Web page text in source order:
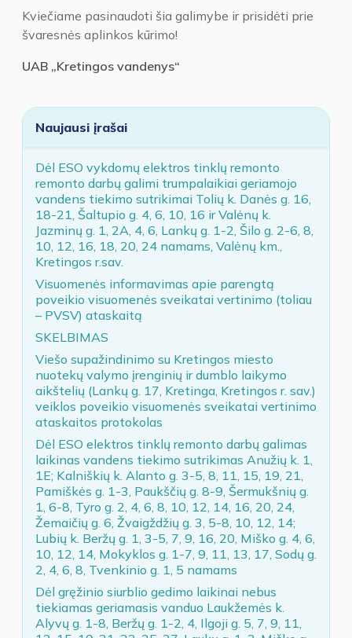
Kviečiame pasinaudoti šia galimybe ir prisidėti prie
švaresnės aplinkos kūrimo!
UAB „Kretingos vandenys“
Naujausi įrašai
Dėl ESO vykdomų elektros tinklų remonto
remonto darbų galimi trumpalaikiai geriamojo
vandens tiekimo sutrikimai Tolių k. Danės g. 16,
18-21, Šaltupio g. 4, 6, 10, 16 ir Valėnų k.
Jazminų g. 1, 2A, 4, 6, Lankų g. 1-2, Šilo g. 2-6, 8,
10, 12, 16, 18, 20, 24 namams, Valėnų km.,
Kretingos r.sav.
Visuomenės informavimas apie parengtą
poveikio visuomenės sveikatai vertinimo (toliau
– PVSV) ataskaitą
SKELBIMAS
Viešo supažindinimo su Kretingos miesto
nuotekų valymo įrenginių ir dumblo laikymo
aikštelių (Lankų g. 17, Kretinga, Kretingos r. sav.)
veiklos poveikio visuomenės sveikatai vertinimo
ataskaitos protokolas
Dėl ESO elektros tinklų remonto darbų galimas
laikinas vandens tiekimo sutrikimas Anužių k. 1,
1E; Kalniškių k. Alanto g. 3-5, 8, 11, 15, 19, 21,
Pamiškės g. 1-3, Paukščių g. 8-9, Šermukšnių g.
1, 6-8, Tyro g. 2, 4, 6, 8, 10, 12, 14, 16, 20, 24,
Žemaičių g. 6, Žvaigždžių g. 3, 5-8, 10, 12, 14;
Lubių k. Beržų g. 1, 3-5, 7, 9, 16, 20, Miško g. 4, 6,
10, 12, 14, Mokyklos g. 1-7, 9, 11, 13, 17, Sodų g.
2, 4, 6, 8, Tvenkinio g. 1, 5 namams
Dėl gręžinio siurblio gedimo laikinai nebus
tiekiamas geriamasis vanduo Laukžemės k.
Alyvų g. 1-8, Beržų g. 1-2, 4, Ilgoji g. 5, 7, 9, 11,